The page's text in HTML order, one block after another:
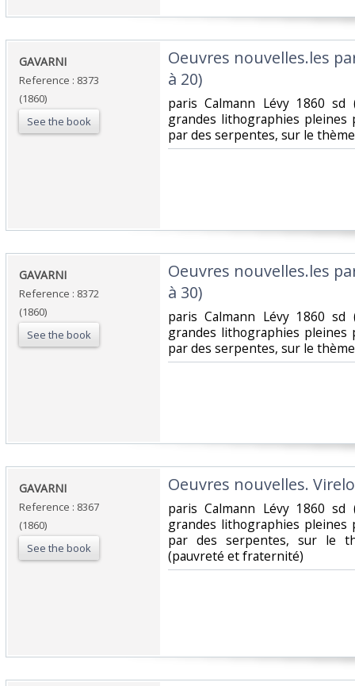
‎GAVARNI‎
Reference : 8373
(1860)
See the book
‎Oeuvres nouvelles.les
à 20)‎
‎paris Calmann Lévy 1860
grandes lithographies pleines
par des serpentes, sur le
‎GAVARNI‎
Reference : 8372
(1860)
See the book
‎Oeuvres nouvelles.les
à 30)‎
‎paris Calmann Lévy 1860
grandes lithographies pleines
par des serpentes, sur le
‎GAVARNI‎
Reference : 8367
(1860)
See the book
‎Oeuvres nouvelles.
‎paris Calmann Lévy 1860
grandes lithographies pleines
par des serpentes, sur le
(pauvreté et fraternité)‎